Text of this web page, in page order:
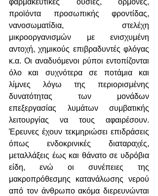
φαρμακευτικές ουσίες, ορμόνες,
προϊόντα προσωπικής φροντίδας,
νανοσωματίδια, στελέχη
μικροοργανισμών με ενισχυμένη
αντοχή, χημικούς επιβραδυντές φλόγας
κ.α. Οι αναδυόμενοι ρύποι εντοπίζονται
όλο και συχνότερα σε ποτάμια και
λίμνες λόγω της περιορισμένης
δυνατότητας των μονάδων
επεξεργασίας λυμάτων συμβατικής
λειτουργίας να τους αφαιρέσουν.
Έρευνες έχουν τεκμηριώσει επιδράσεις
όπως ενδοκρινικές διαταραχές,
μεταλλάξεις έως και θάνατο σε υδρόβια
είδη, ενώ οι συνέπειες της
μακροπρόθεσμης κατανάλωσης νερού
από τον άνθρωπο ακόμα διερευνώνται